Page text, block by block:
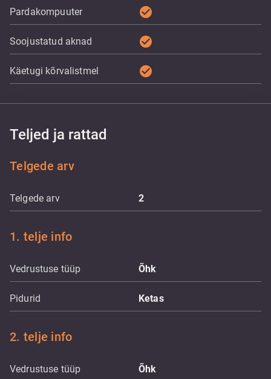
Pardakompuuter check_circle
Soojustatud aknad check_circle
Käetugi kõrvalistmel check_circle
Teljed ja rattad
Telgede arv
Telgede arv 2
1. telje info
Vedrustuse tüüp Õhk
Pidurid Ketas
2. telje info
Vedrustuse tüüp Õhk